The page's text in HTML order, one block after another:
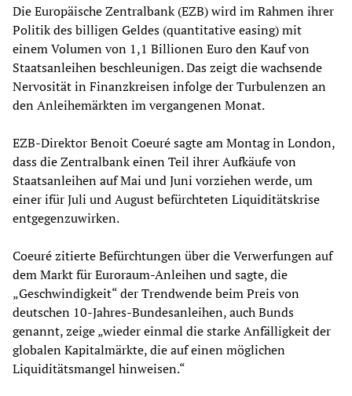
Die Europäische Zentralbank (EZB) wird im Rahmen ihrer
Politik des billigen Geldes (quantitative easing) mit
einem Volumen von 1,1 Billionen Euro den Kauf von
Staatsanleihen beschleunigen. Das zeigt die wachsende
Nervosität in Finanzkreisen infolge der Turbulenzen an
den Anleihemärkten im vergangenen Monat.
EZB-Direktor Benoit Coeuré sagte am Montag in London,
dass die Zentralbank einen Teil ihrer Aufkäufe von
Staatsanleihen auf Mai und Juni vorziehen werde, um
einer ifür Juli und August befürchteten Liquiditätskrise
entgegenzuwirken.
Coeuré zitierte Befürchtungen über die Verwerfungen auf
dem Markt für Euroraum-Anleihen und sagte, die
„Geschwindigkeit“ der Trendwende beim Preis von
deutschen 10-Jahres-Bundesanleihen, auch Bunds
genannt, zeige „wieder einmal die starke Anfälligkeit der
globalen Kapitalmärkte, die auf einen möglichen
Liquiditätsmangel hinweisen.“